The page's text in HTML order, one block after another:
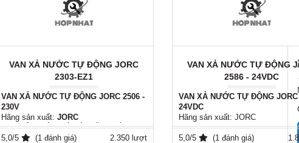
VAN XẢ NƯỚC TỰ ĐỘNG JORC
2303-EZ1
VAN XẢ NƯỚC TỰ ĐỘNG JORC 2506 -
230V
Hãng sản xuất: JORC
VAN XẢ NƯỚC CÓ CÀI ĐẶT THỜI
GIAN XẢ
5,0/5 (1 đánh giá)
2.350 lượt
VAN XẢ NƯỚC TỰ ĐỘNG
2586 - 24VDC
VAN XẢ NƯỚC TỰ ĐỘNG JORC
24VDC
Hãng sản xuất: JORC
Mã số: JORC 2586
Model: FLUIDRAIN-COMBO
5,0/5 (1 đánh giá)